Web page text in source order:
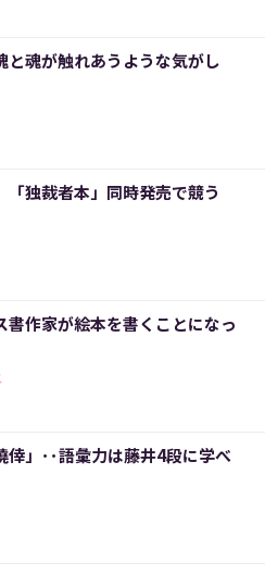
と魂が触れあうような気がし
「独裁者本」同時発売で競う
書作家が絵本を書くことになっ
倖」･･語彙力は藤井4段に学べ